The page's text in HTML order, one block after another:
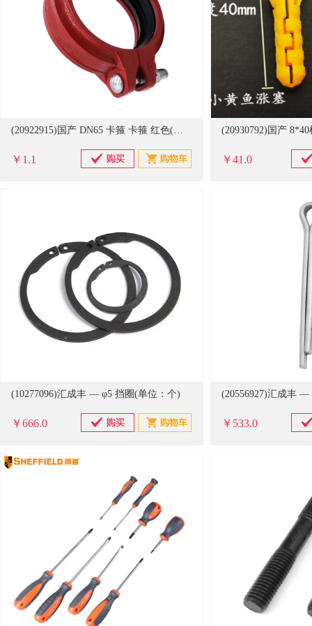
(20922915)国产 DN65 卡箍 卡箍 红色(单位：个)
￥1.1 ￥41.0
(10277096)汇成丰 — φ5 挡圈(单位：个)
￥666.0 ￥533.0